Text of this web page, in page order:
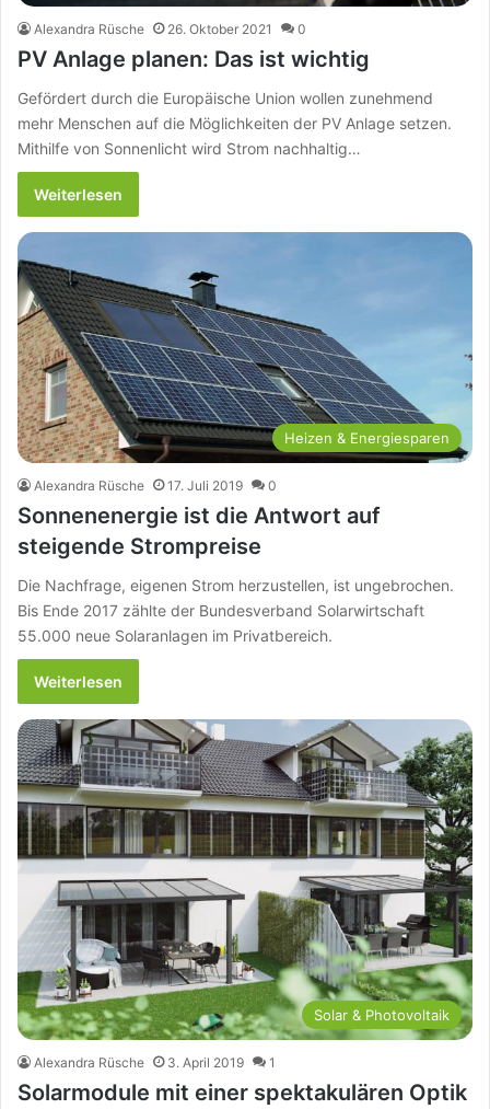
Alexandra Rüsche 26. Oktober 2021 0
PV Anlage planen: Das ist wichtig
Gefördert durch die Europäische Union wollen zunehmend
mehr Menschen auf die Möglichkeiten der PV Anlage setzen.
Mithilfe von Sonnenlicht wird Strom nachhaltig…
Weiterlesen
Heizen & Energiesparen
Alexandra Rüsche 17. Juli 2019 0
Sonnenenergie ist die Antwort auf
steigende Strompreise
Die Nachfrage, eigenen Strom herzustellen, ist ungebrochen.
Bis Ende 2017 zählte der Bundesverband Solarwirtschaft
55.000 neue Solaranlagen im Privatbereich.
Weiterlesen
Solar & Photovoltaik
Alexandra Rüsche 3. April 2019 1
Solarmodule mit einer spektakulären Optik